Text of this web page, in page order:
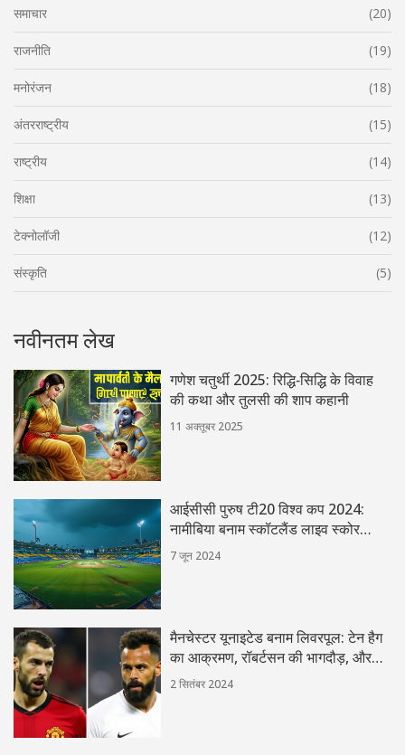
समाचार (20)
राजनीति (19)
मनोरंजन (18)
अंतरराष्ट्रीय (15)
राष्ट्रीय (14)
शिक्षा (13)
टेक्नोलॉजी (12)
संस्कृति (5)
नवीनतम लेख
गणेश चतुर्थी 2025: रिद्धि‑सिद्धि के विवाह
की कथा और तुलसी की शाप कहानी
11 अक्तूबर 2025
आईसीसी पुरुष टी20 विश्व कप 2024:
नामीबिया बनाम स्कॉटलैंड लाइव स्कोर
अपडेट्स
7 जून 2024
मैनचेस्टर यूनाइटेड बनाम लिवरपूल: टेन हैग
का आक्रमण, रॉबर्टसन की भागदौड़, और
ग्रैवेनबर्च की असली परीक्षा
2 सितंबर 2024